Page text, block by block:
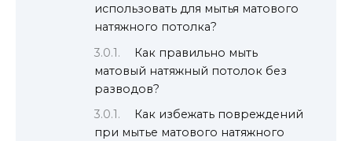
использовать для мытья матового
натяжного потолка?
Как правильно мыть
матовый натяжный потолок без
разводов?
Как избежать повреждений
при мытье матового натяжного